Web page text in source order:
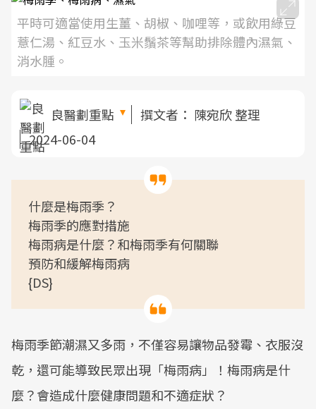
平時可適當使用生薑、胡椒、咖哩等，或飲用綠豆
薏仁湯、紅豆水、玉米鬚茶等幫助排除體內濕氣、
消水腫。
良醫劃重點 撰文者： 陳宛欣 整理
2024-06-04
什麼是梅雨季？
梅雨季的應對措施
梅雨病是什麼？和梅雨季有何關聯
預防和緩解梅雨病
{DS}
梅雨季節潮濕又多雨，不僅容易讓物品發霉、衣服沒
乾，還可能導致民眾出現「梅雨病」！梅雨病是什
麼？會造成什麼健康問題和不適症狀？